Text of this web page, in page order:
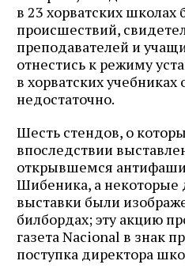
в 23 хорватских школах
происшествий,
преподавателей и
отнестись к режиму
в хорватских учебниках
недостаточно.
Шесть стендов, о
впоследствии
открывшемся
Шибеника, а некоторые
выставки были
билбордах; эту акцию
газета Nacional в знак
поступка директора